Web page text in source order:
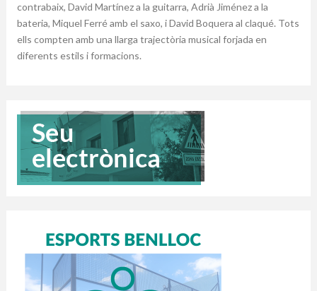
contrabaix, David Martínez a la guitarra, Adrià Jiménez a la
bateria, Miquel Ferré amb el saxo, i David Boquera al claqué. Tots
ells compten amb una llarga trajectòria musical forjada en
diferents estils i formacions.